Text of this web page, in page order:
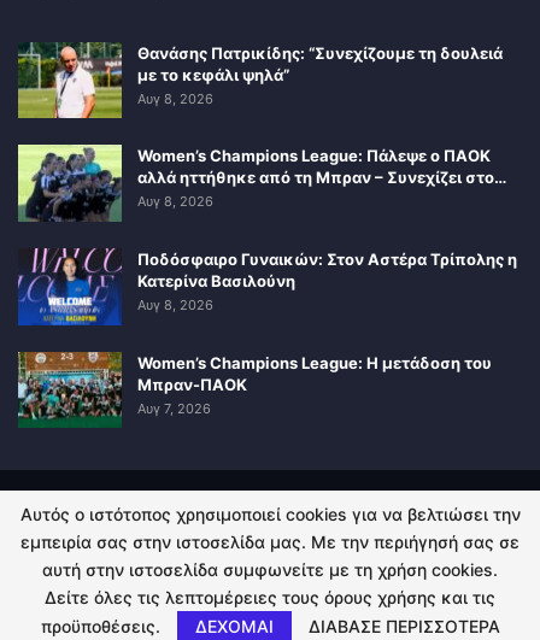
Θανάσης Πατρικίδης: “Συνεχίζουμε τη δουλειά
με το κεφάλι ψηλά”
Αυγ 8, 2026
Women’s Champions League: Πάλεψε ο ΠΑΟΚ
αλλά ηττήθηκε από τη Μπραν – Συνεχίζει στο…
Αυγ 8, 2026
Ποδόσφαιρο Γυναικών: Στον Αστέρα Τρίπολης η
Κατερίνα Βασιλούνη
Αυγ 8, 2026
Women’s Champions League: Η μετάδοση του
Μπραν-ΠΑΟΚ
Αυγ 7, 2026
ΠΟΛΙΤΙΚΗ ΑΠΟΡΡΗΤΟΥ ΕΠΙΚΟΙΝΩΝΙΑ
© 2026 - Kingsport.gr. All Rights Reserved.
Αυτός ο ιστότοπος χρησιμοποιεί cookies για να βελτιώσει την
εμπειρία σας στην ιστοσελίδα μας. Με την περιήγησή σας σε
αυτή στην ιστοσελίδα συμφωνείτε με τη χρήση cookies.
Δείτε όλες τις λεπτομέρειες τους όρους χρήσης και τις
προϋποθέσεις.
ΔΕΧΟΜΑΙ ΔΙΑΒΑΣΕ ΠΕΡΙΣΣΟΤΕΡΑ